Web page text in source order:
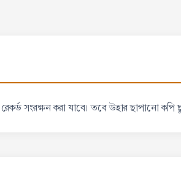
রেকর্ড সংরক্ষন করা যাবে। তবে উহার ছাপানো